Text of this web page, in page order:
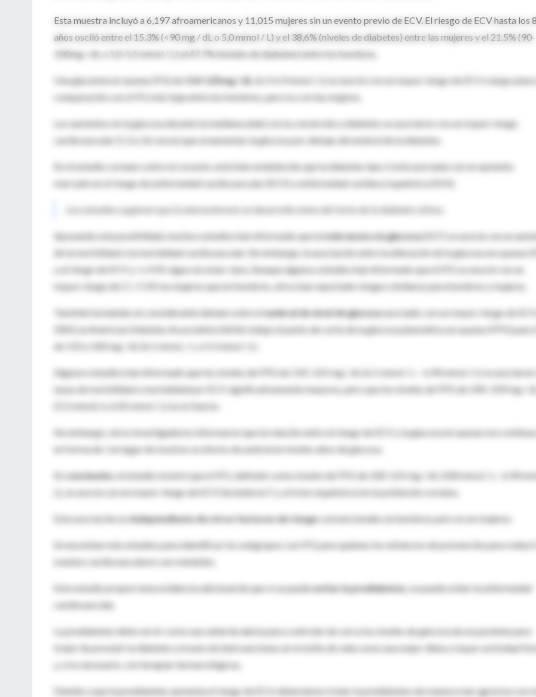
Esta muestra incluyó a 6,197 afroamericanos y 11,015 mujeres sin un evento previo de ECV. El riesgo de ECV hasta los
años osciló entre el 15,3% (<90 mg / dL o 5,0 mmol / L) y el 38,6% (niveles de diabetes) entre las mujeres y el 21,5% (90-
100mg / dL o 5,0-5,5 mmol / L) al 47,7% (niveles de diabetes) entre los hombres.
Una glucemia en ayunas (FG) de 114-125mg / dL
(6.3-6.9 mmol / L) se asoció con un mayor riesgo de ECV a largo plazo
comparación con el FG más baja entre los hombres, pero no con las mujeres.
Los aumentos en la glucosa durante la mediana edad con la conversión a diabetes se asociaron con un mayor riesgo
cardiovascular (1.3 a 3.6 veces) que al aumentar la glucosa por debajo del umbral de la diabetes.
En el estudio coreano sobre el corazón, está bien establecido que la diabetes tipo 2 está asociada con un aumento
marcado en el riesgo de enfermedad cardiovascular (ECV) y enfermedad cardíaca isquémica (DHI).
Los estudios sugieren que la aterosclerosis se desarrolla antes del inicio de la diabetes clínica.
Apoyando esta posibilidad, muchos estudios han informado que latolerancia a la glucosa(IGT) se asocia con un
de la morbilidad y la mortalidad cardiovascular. Sin embargo, la asociación entre la alteración de la glucosa en ayunas
y el riesgo de ECV y / o IHD sigue sin estar clara. Aunque algunos estudios han informado que el IFG se asoció con un
mayor riesgo de CI / CVD en mujeres que en hombres, otros han reportado riesgos similares para hombres y mujeres.
También ha habido un considerable debate sobre elumbral de nivel de glucosaasociado con un mayor riesgo de ECV.
2003, la American Diabetes Association (ADA) redujo el punto de corte de la glucosa plasmática en ayunas (FPG) para
de 110 a 100 mg / dL (6.1 mmoL / L a 5.5 mmol / L).
Algunos estudios han informado que los niveles de FPG de 110–125 mg / dL (6.1 mmol / L – 6.94 mmol / L) se asociaron
tasas de morbilidad o mortalidad por ECV significativamente mayores, pero que los niveles de FPG de 100–109 mg / dL
(5.5 mmol) /L-6.05 mmol / L) no lo fueron.
Sin embargo, otros investigadores informaron que la relación entre el riesgo de ECV y la glucosa en ayunas era continua
en forma de J en lugar de mostrar un efecto de umbral en niveles altos de glucosa.
conclusión, el estudio mostró que el IFG, definido como niveles de FPG de 100-125 mg / dL (100 mmol / L –6,94
L), se asocia con un mayor riesgo de ECV (incluida la CI y el ictus isquémico) en la población coreana.
Esta asociación esindependiente de otros factores de riesgoconvencionales en hombres pero no en mujeres.
Se necesitan más estudios para identificar los subgrupos con IFG para quienes los esfuerzos de prevención para reducir
eventos cardiovasculares son rentables.
Este estudio proporciona evidencia adicional de que si se puedeevitar la prediabetes, se puede evitar la enfermedad
cardiovascular.
La prediabetes debe servir como una señal de alerta para controlar de cerca los niveles de glucosa de un paciente para
tratar de prevenir la diabetes a través de intervenciones en el estilo de vida como una mejor dieta y mayor actividad
y, si es necesario, con terapias farmacológicas.
Debido a que la prediabetes aumenta el riesgo de ECV, deberíamos tratar la prediabetes de manera más agresiva con